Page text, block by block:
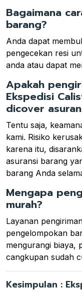
Bagaimana
barang?
Anda dapat
pengecekan resi
anda atau dapat
Apakah
Ekspedisi
dicover
Tentu saja,
kami. Risiko
karena itu,
asuransi barang
barang Anda
Mengapa
murah?
Layanan
pengelompokan
mengurangi biaya,
cangkupan sudah
Kesimpulan :